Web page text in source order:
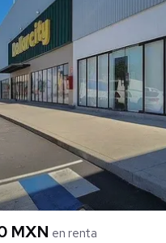
MXN en renta